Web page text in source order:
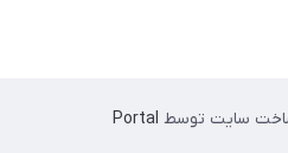
سایت توسط Portal